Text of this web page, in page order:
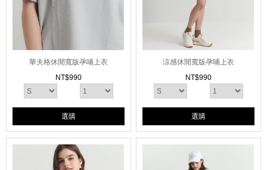
華夫格休閒寬版孕哺上衣
NT$990
選購
涼感休閒寬版孕哺上衣
NT$990
選購